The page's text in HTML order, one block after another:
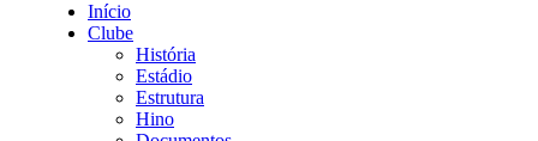
Início
Clube
História
Estádio
Estrutura
Hino